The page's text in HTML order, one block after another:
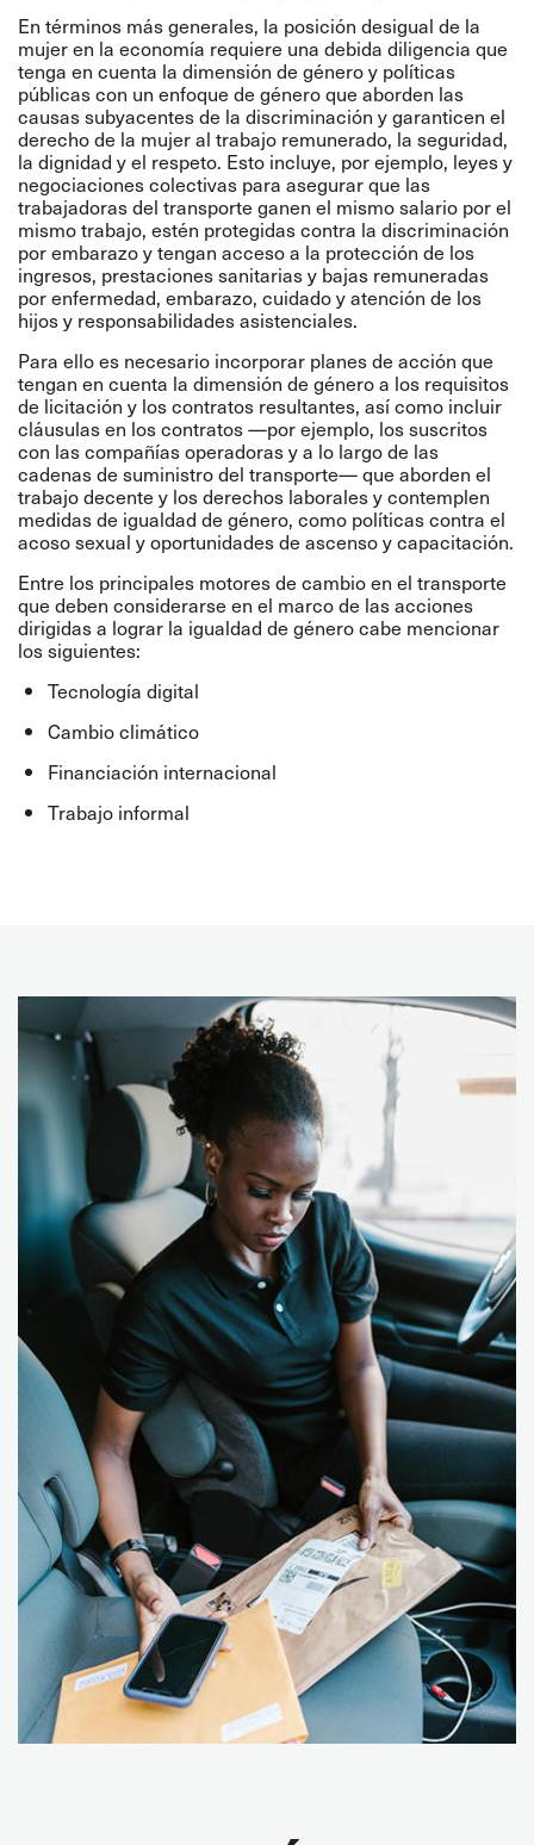
En términos más generales, la posición desigual de la
mujer en la economía requiere una debida diligencia que
tenga en cuenta la dimensión de género y políticas
públicas con un enfoque de género que aborden las
causas subyacentes de la discriminación y garanticen el
derecho de la mujer al trabajo remunerado, la seguridad,
la dignidad y el respeto. Esto incluye, por ejemplo, leyes y
negociaciones colectivas para asegurar que las
trabajadoras del transporte ganen el mismo salario por el
mismo trabajo, estén protegidas contra la discriminación
por embarazo y tengan acceso a la protección de los
ingresos, prestaciones sanitarias y bajas remuneradas
por enfermedad, embarazo, cuidado y atención de los
hijos y responsabilidades asistenciales.
Para ello es necesario incorporar planes de acción que
tengan en cuenta la dimensión de género a los requisitos
de licitación y los contratos resultantes, así como incluir
cláusulas en los contratos —por ejemplo, los suscritos
con las compañías operadoras y a lo largo de las
cadenas de suministro del transporte— que aborden el
trabajo decente y los derechos laborales y contemplen
medidas de igualdad de género, como políticas contra el
acoso sexual y oportunidades de ascenso y capacitación.
Entre los principales motores de cambio en el transporte
que deben considerarse en el marco de las acciones
dirigidas a lograr la igualdad de género cabe mencionar
los siguientes:
Tecnología digital
Cambio climático
Financiación internacional
Trabajo informal